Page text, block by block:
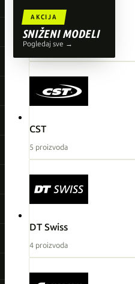
AKCIJA
SNIŽENI MODELI
Pogledaj sve →
CMP
33 proizvoda
CST
5 proizvoda
DT Swiss
4 proizvoda